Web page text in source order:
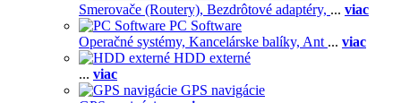
Smerovače (Routery), Bezdrôtové adaptéry, ... viac
PC Software
Operačné systémy, Kancelárske balíky, Ant ... viac
HDD externé
... viac
GPS navigácie